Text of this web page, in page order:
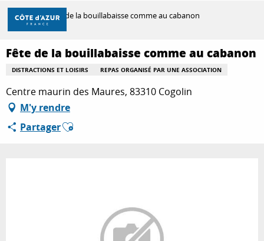
Aller
contenu
principal
DÉCOUVRIR
À FAIRE
Accueil Fête de la bouillabaisse comme au cabanon
Fête de la bouillabaisse comme au cabanon
DISTRACTIONS ET LOISIRS REPAS ORGANISÉ PAR UNE ASSOCIATION
Centre maurin des Maures, 83310 Cogolin
M'y rendre
PartagerAjouter aux favoris